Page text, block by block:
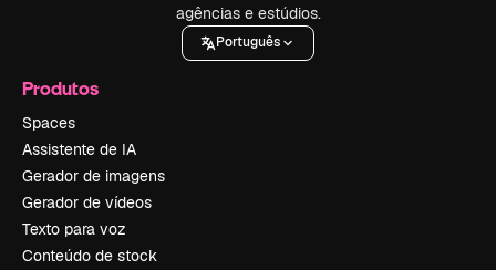
agências e estúdios.
Português
Produtos
Spaces
Assistente de IA
Gerador de imagens
Gerador de vídeos
Texto para voz
Conteúdo de stock